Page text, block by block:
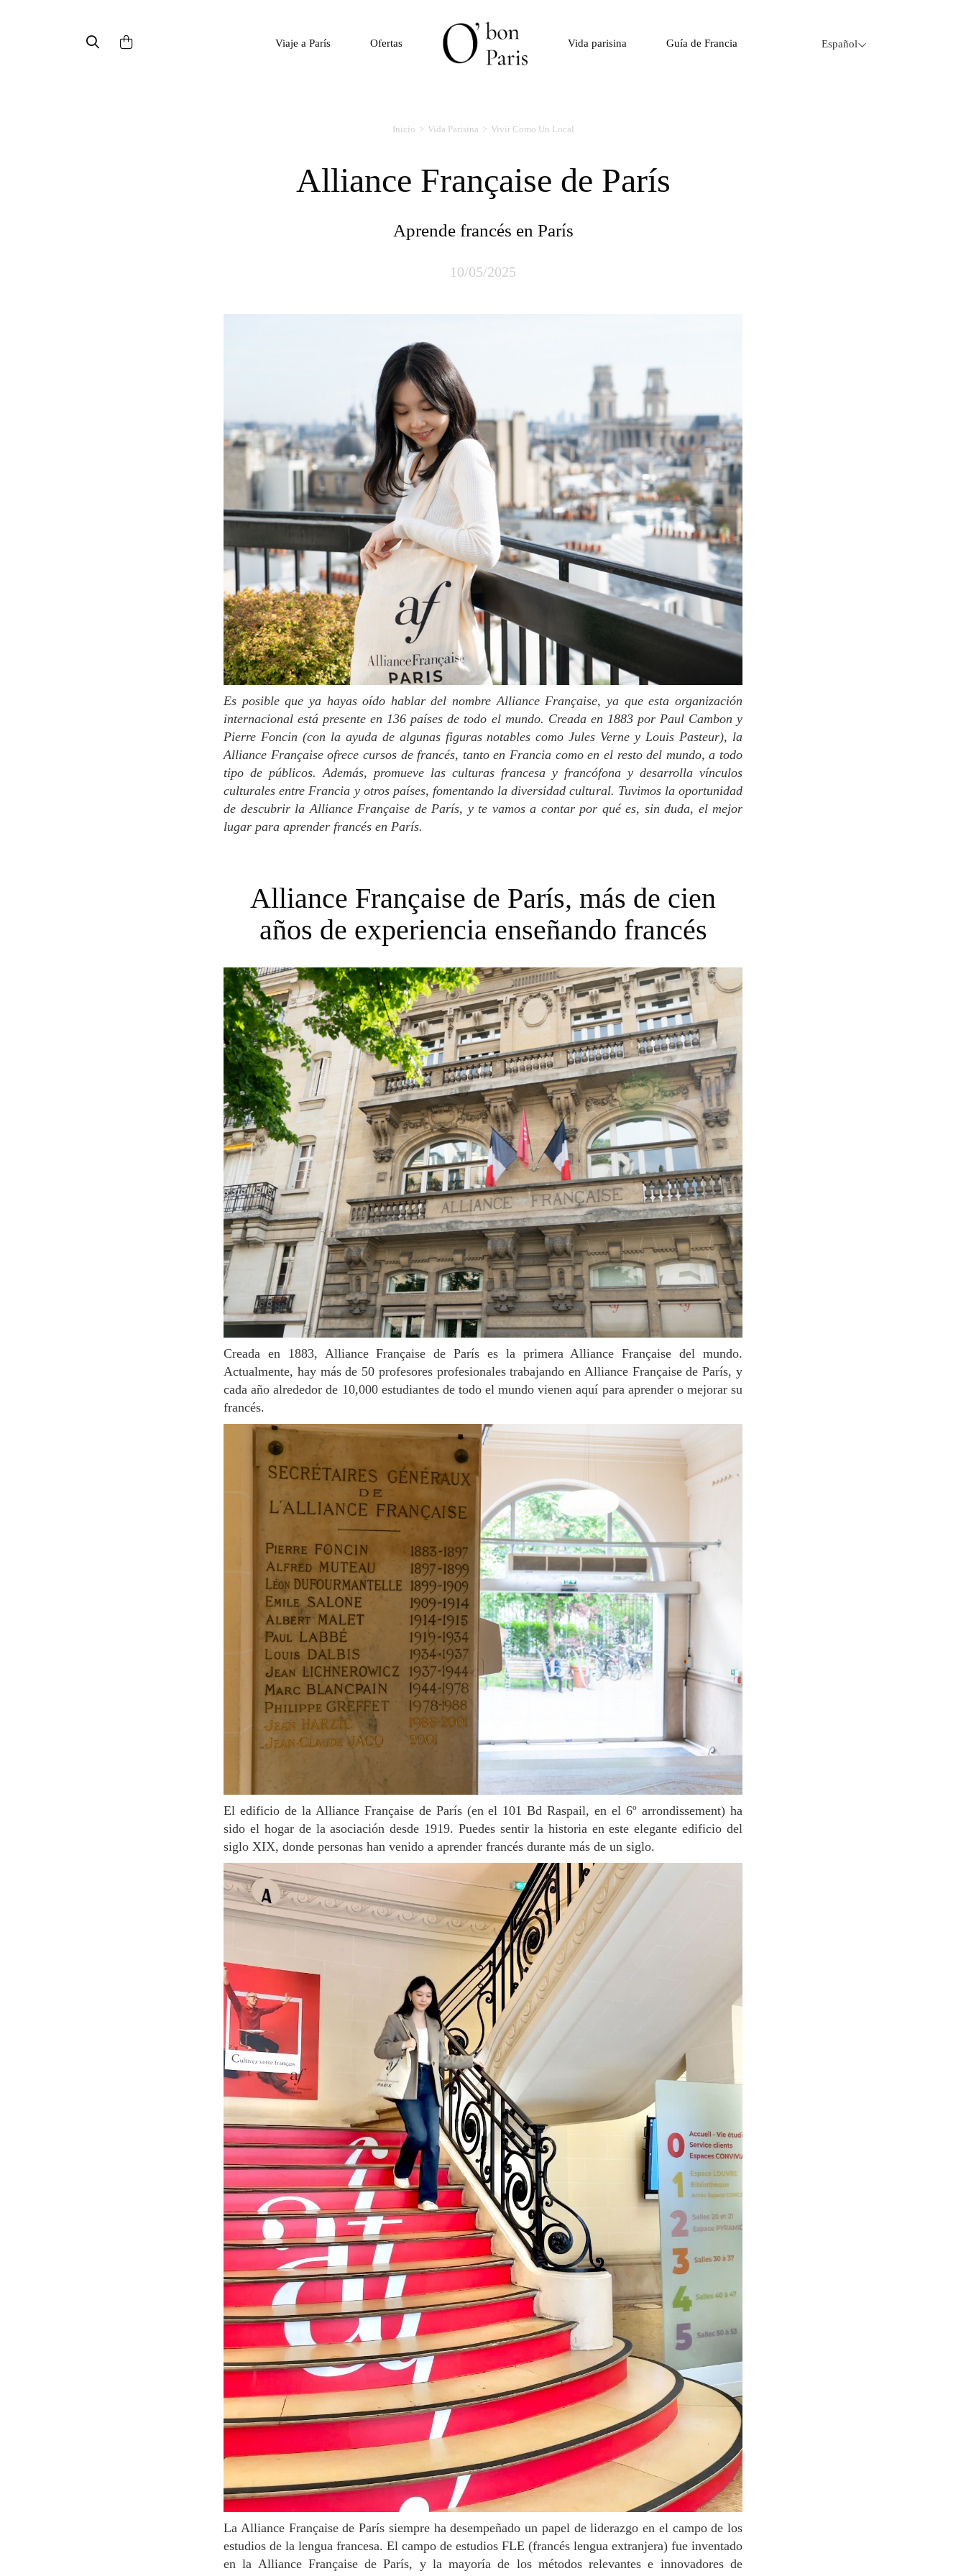
Viaje a París Ofertas Vida parisina Guía de Francia Español
Inicio Vida Parisina Vivir Como Un Local
Alliance Française de París
Aprende francés en París
10/05/2025
Es posible que ya hayas oído hablar del nombre Alliance Française, ya que esta organización
internacional está presente en 136 países de todo el mundo. Creada en 1883 por Paul Cambon y
Pierre Foncin (con la ayuda de algunas figuras notables como Jules Verne y Louis Pasteur), la
Alliance Française ofrece cursos de francés, tanto en Francia como en el resto del mundo, a todo
tipo de públicos. Además, promueve las culturas francesa y francófona y desarrolla vínculos
culturales entre Francia y otros países, fomentando la diversidad cultural. Tuvimos la oportunidad
de descubrir la Alliance Française de París, y te vamos a contar por qué es, sin duda, el mejor
lugar para aprender francés en París.
Alliance Française de París, más de cien
años de experiencia enseñando francés
Creada en 1883, Alliance Française de París es la primera Alliance Française del mundo.
Actualmente, hay más de 50 profesores profesionales trabajando en Alliance Française de París, y
cada año alrededor de 10,000 estudiantes de todo el mundo vienen aquí para aprender o mejorar su
francés.
El edificio de la Alliance Française de París (en el 101 Bd Raspail, en el 6º arrondissement) ha
sido el hogar de la asociación desde 1919. Puedes sentir la historia en este elegante edificio del
siglo XIX, donde personas han venido a aprender francés durante más de un siglo.
La Alliance Française de París siempre ha desempeñado un papel de liderazgo en el campo de los
estudios de la lengua francesa. El campo de estudios FLE (francés lengua extranjera) fue inventado
en la Alliance Française de París, y la mayoría de los métodos relevantes e innovadores de